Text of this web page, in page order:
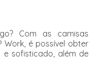
Com as camisas
Work, é possível obter
e sofisticado, além de